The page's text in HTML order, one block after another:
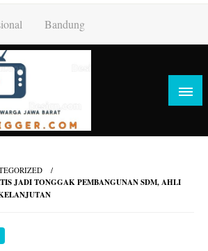
Bandung
JADI TONGGAK PEMBANGUNAN SDM, AHLI